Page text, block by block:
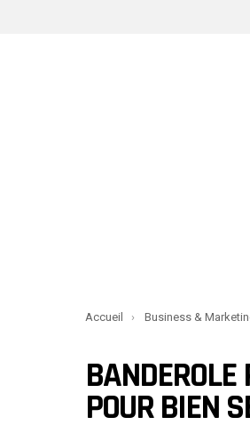
You are here:
Accueil Business &
BANDEROLE
POUR BIEN